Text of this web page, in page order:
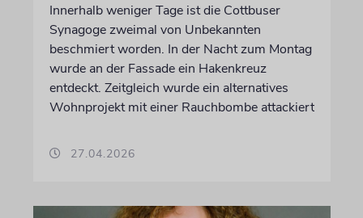
Innerhalb weniger Tage ist die Cottbuser
Synagoge zweimal von Unbekannten
beschmiert worden. In der Nacht zum Montag
wurde an der Fassade ein Hakenkreuz
entdeckt. Zeitgleich wurde ein alternatives
Wohnprojekt mit einer Rauchbombe attackiert
27.04.2026